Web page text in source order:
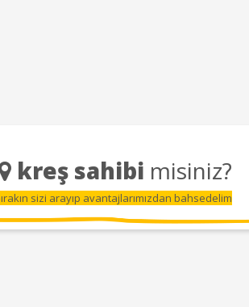
kreş sahibi misiniz?
sizi arayıp avantajlarımızdan bahsedelim